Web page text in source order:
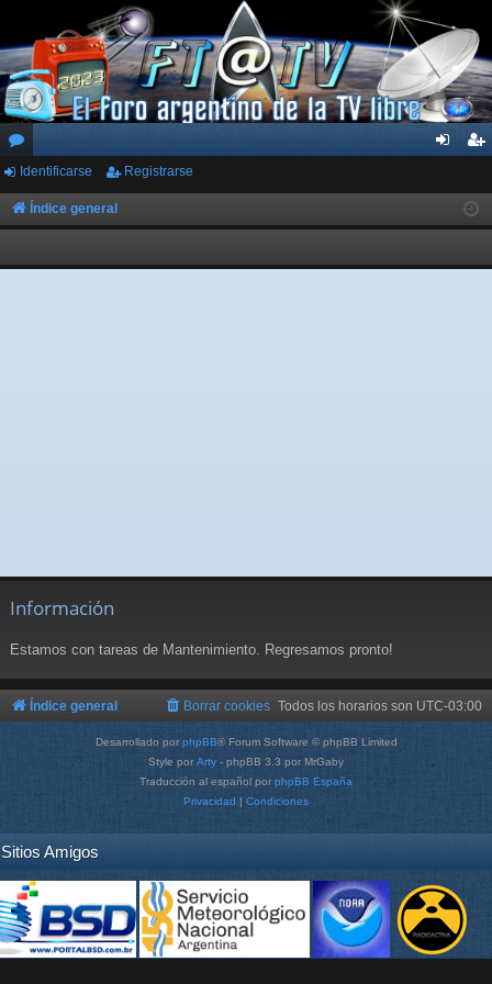
or
os
ar
ist
rs
Identificarse Registrarse
Índice general
Información
Estamos con tareas de Mantenimiento. Regresamos pronto!
Índice general Todos los horarios son UTC-03:00
Borrar cookies
Desarrollado por phpBB® Forum Software © phpBB Limited
Style por Arty - phpBB 3.3 por MrGaby
Traducción al español por phpBB España
Privacidad | Condiciones
Sitios Amigos